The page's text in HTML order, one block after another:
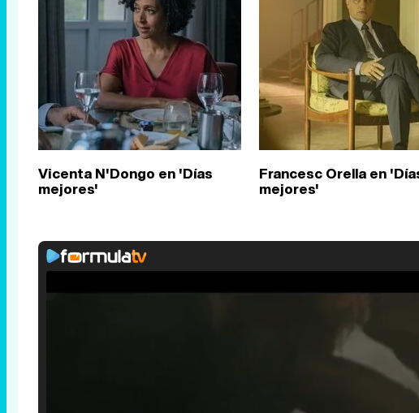
Vicenta N'Dongo en 'Días
mejores'
Francesc Orella en
mejores'